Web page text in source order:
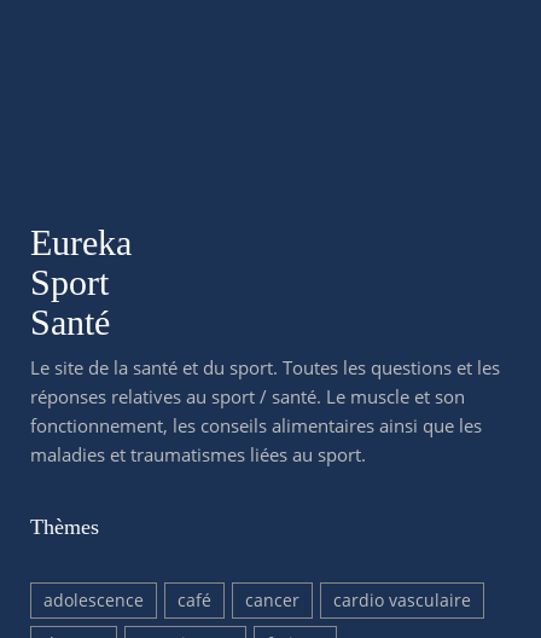
Eureka
Sport
Santé
Le site de la santé et du sport. Toutes les questions et les
réponses relatives au sport / santé. Le muscle et son
fonctionnement, les conseils alimentaires ainsi que les
maladies et traumatismes liées au sport.
Thèmes
adolescence café cancer
cardio vasculaire